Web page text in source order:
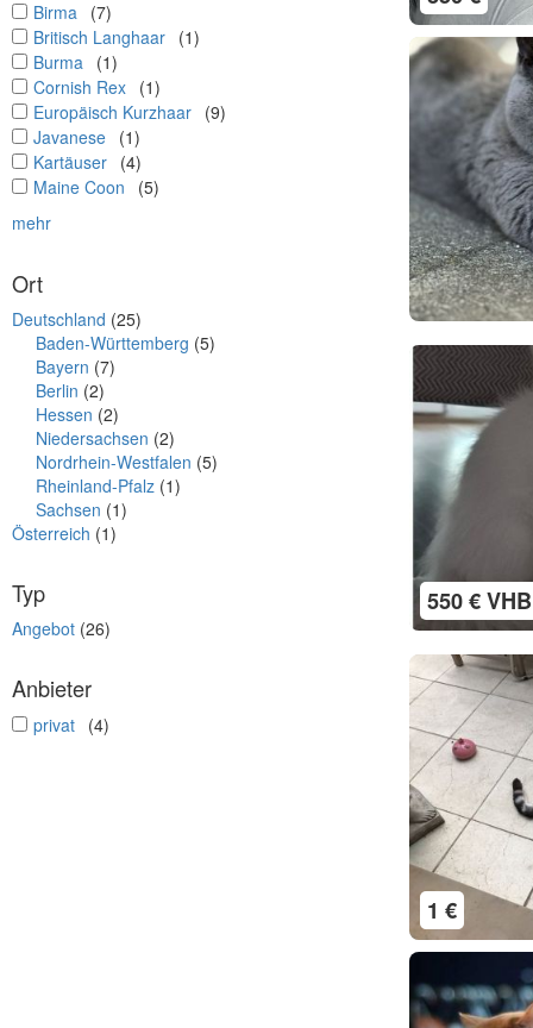
undefined
Birma (7)
undefined
Britisch Langhaar (1)
undefined
Burma (1)
undefined
Cornish Rex (1)
undefined
Europäisch Kurzhaar (9)
undefined
Javanese (1)
undefined
Kartäuser (4)
undefined
Maine Coon
(5)
mehr
Ort
Deutschland (25)
Baden-Württemberg (5)
Bayern (7)
Berlin (2)
Hessen (2)
Niedersachsen (2)
Nordrhein-Westfalen (5)
Rheinland-Pfalz (1)
Sachsen (1)
Österreich (1)
Typ
Angebot (26)
Anbieter
undefined
privat (4)
550 € VHB
1 €